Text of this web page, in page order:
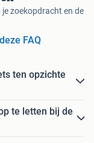
zoekopdracht en de
FAQ
ten opzichte
te letten bij de